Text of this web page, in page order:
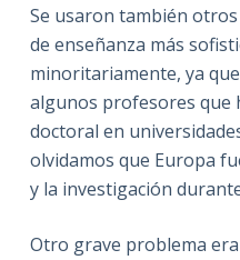
Se usaron también
de enseñanza más
minoritariamente, ya
algunos profesores que
doctoral en
olvidamos que Europa
y la investigación
Otro grave problema